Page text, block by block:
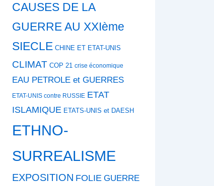
CAUSES DE LA
GUERRE AU XXIème
SIECLE CHINE ET ETAT-UNIS
CLIMAT COP 21 crise économique
EAU PETROLE et GUERRES
ETAT-UNIS contre RUSSIE ETAT
ISLAMIQUE ETATS-UNIS et DAESH
ETHNO-
SURREALISME
EXPOSITION FOLIE GUERRE